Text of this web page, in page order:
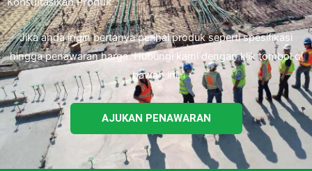
Jika anda ingin bertanya perihal produk seperti spesifikasi
hingga penawaran harga. Hubungi kami dengan klik tombol di
bawah ini.
AJUKAN PENAWARAN